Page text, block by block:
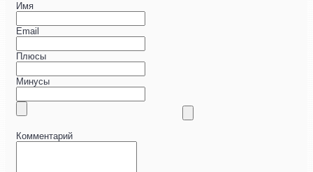
Имя
Email
Плюсы
Минусы
Комментарий